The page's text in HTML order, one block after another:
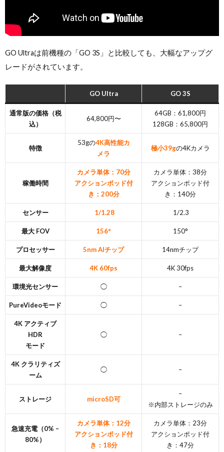
GO Ultraは前機種の「GO 3S」と比較しても、大幅なアップグ
レードがされています。
GO Ultra GO 3S
通常版の価格（税
込）
64,800円〜
64GB：61,800円
128GB：65,800円
特徴
53gの4K高性能カ
メラ
極小39gの4Kカメラ
稼働時間
カメラ単体：70分
アクションポッド付
き：200分
カメラ単体：38分
アクションポッド付
き：140分
センサー 1/1.28 1/2.3
最大 FOV 156° 150°
プロセッサー 5nm AIチップ ‭14nmチップ‬
最大解像度 4K 60fps 4K 30fps
環境光センサー ◯ –
PureVideoモード ◯ –
4K アクティブ
HDR‬
モード‬
◯ –
4K クラリティズ
ーム
◯ –
ストレージ microSD可
–
※内部ストレージのみ
急速充電（0% –
80%）
カメラ単体：12分
アクションポッド付
き：18分
カメラ単体：23分
アクションポッド付
き：47分